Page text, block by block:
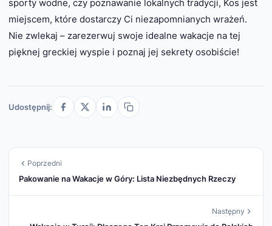
sporty wodne, czy poznawanie lokalnych tradycji, Kos jest
miejscem, które dostarczy Ci niezapomnianych wrażeń.
Nie zwlekaj – zarezerwuj swoje idealne wakacje na tej
pięknej greckiej wyspie i poznaj jej sekrety osobiście!
Udostępnij:
Poprzedni
Pakowanie na Wakacje w Góry: Lista Niezbędnych Rzeczy
Następny